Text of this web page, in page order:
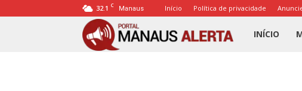
32.1 C Manaus Início Política de privacidade
Portal
INÍCIO